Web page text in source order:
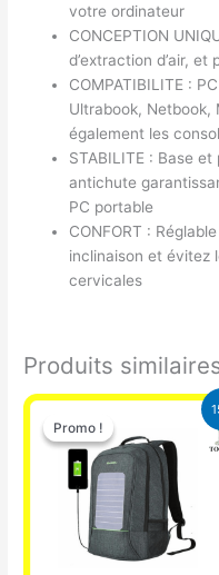
votre ordinateur
CONCEPTION
d’extraction d’air, et
COMPATIBILITE :
Ultrabook, Netbook,
également les
STABILITE : Base
antichute
PC portable
CONFORT :
inclinaison et évitez
cervicales
Produits
Promo !
Promo !
Le
prix
initial
était :
29.500 CFA.
Le
prix